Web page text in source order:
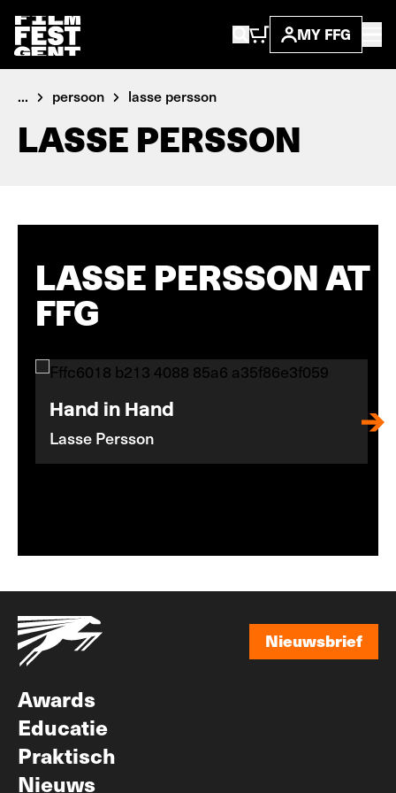
MY FFG
... persoon lasse persson
LASSE PERSSON
LASSE PERSSON AT
FFG
Hand in Hand
Lasse Persson
Nieuwsbrief
Awards
Educatie
Praktisch
Nieuws